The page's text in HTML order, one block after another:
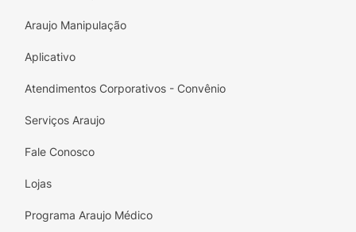
companheiro.
Principais Benefícios:
Mix de 4 Proteínas:
peru, fígado e frango para agradar
equilibrados que ajudam a manter o sistema
qualidade que auxiliam na manutenção da
Araujo Manipulação
Aplicativo
Atendimentos Corporativos - Convênio
Serviços Araujo
Fale Conosco
Lojas
Programa Araujo Médico